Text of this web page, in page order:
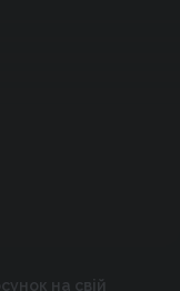
на свій